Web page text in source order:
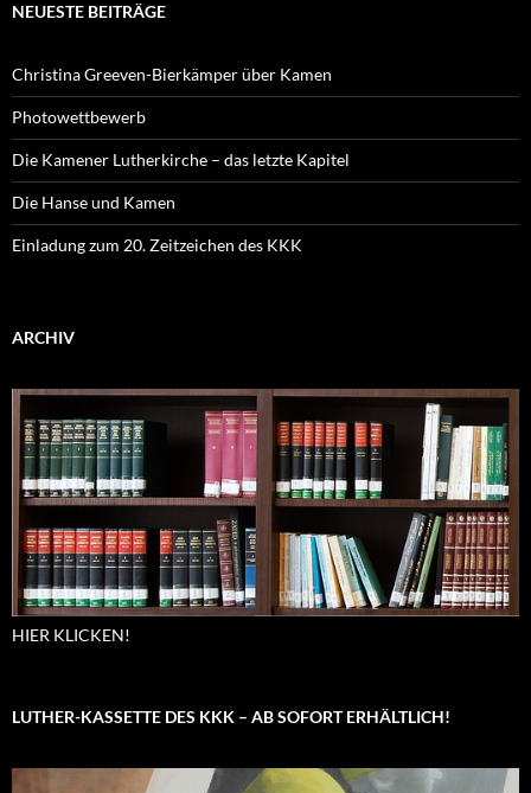
NEUESTE BEITRÄGE
Christina Greeven-Bierkämper über Kamen
Photowettbewerb
Die Kamener Lutherkirche – das letzte Kapitel
Die Hanse und Kamen
Einladung zum 20. Zeitzeichen des KKK
ARCHIV
HIER KLICKEN!
LUTHER-KASSETTE DES KKK – AB SOFORT ERHÄLTLICH!